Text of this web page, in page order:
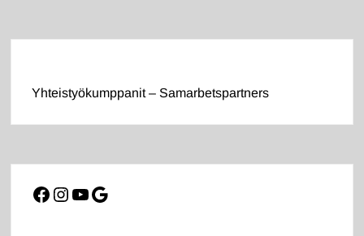
Yhteistyökumppanit – Samarbetspartners
Facebook
Instagram
YouTube
Google